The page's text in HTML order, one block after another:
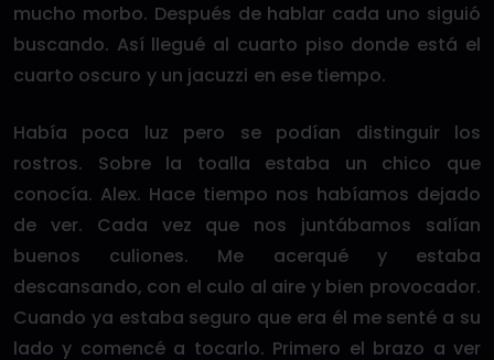
mucho morbo. Después de hablar cada uno siguió
buscando. Así llegué al cuarto piso donde está el
cuarto oscuro y un jacuzzi en ese tiempo.
Había poca luz pero se podían distinguir los
rostros. Sobre la toalla estaba un chico que
conocía. Alex. Hace tiempo nos habíamos dejado
de ver. Cada vez que nos juntábamos salían
buenos culiones. Me acerqué y estaba
descansando, con el culo al aire y bien provocador.
Cuando ya estaba seguro que era él me senté a su
lado y comencé a tocarlo. Primero el brazo a ver